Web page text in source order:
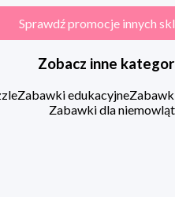
Sprawdź promocje innych
Zobacz inne
Zabawki edukacyjne
Zabawki dla niemowląt